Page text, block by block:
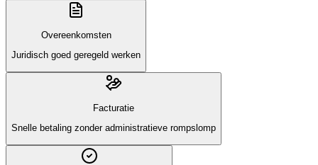
Overeenkomsten
Juridisch goed geregeld werken
Facturatie
Snelle betaling zonder administratieve rompslomp